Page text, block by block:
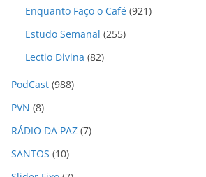
Enquanto Faço o Café (921)
Estudo Semanal (255)
Lectio Divina (82)
PodCast (988)
PVN (8)
RÁDIO DA PAZ (7)
SANTOS (10)